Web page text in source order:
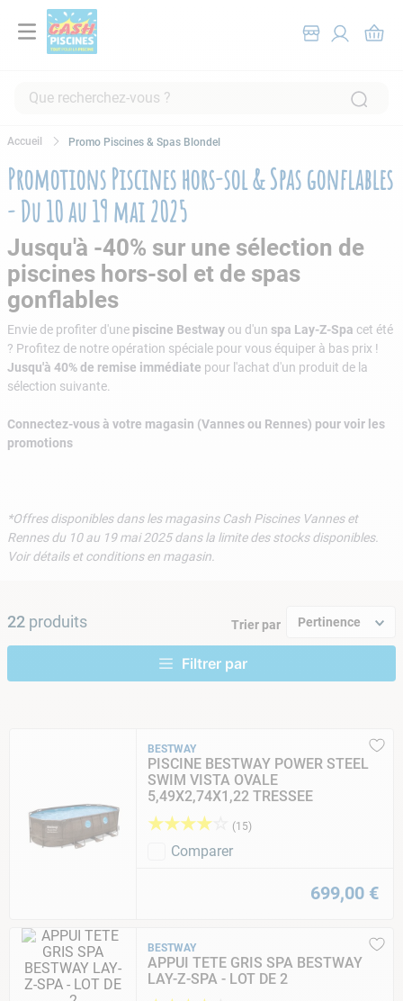
Que recherchez-vous ?
Promo Piscines & Spas Blondel
Promotions Piscines hors-sol & Spas gonflables
- Du 10 au 19 mai 2025
Jusqu'à -40% sur une sélection de
piscines hors-sol et de spas
gonflables
Envie de profiter d'une piscine Bestway ou d'un spa Lay-Z-Spa cet été
? Profitez de notre opération spéciale pour vous équiper à bas prix !
Jusqu'à 40% de remise immédiate pour l'achat d'un produit de la
sélection suivante.
Connectez-vous à votre magasin (Vannes ou Rennes) pour voir les
promotions
*Offres disponibles dans les magasins Cash Piscines Vannes et
Rennes du 10 au 19 mai 2025 dans la limite des stocks disponibles.
Voir détails et conditions en magasin.
22 produits Trier par Pertinence
BESTWAY
PISCINE BESTWAY POWER STEEL
SWIM VISTA OVALE
5,49X2,74X1,22 TRESSEE
★★★★ (15)
Comparer
699,00 €
BESTWAY
APPUI TETE GRIS SPA BESTWAY
LAY-Z-SPA - LOT DE 2
2.
piscine hors sol
3.
robot piscine
4.
aspirateur
5 .
chlore
7.
spa
8.
aspirateur piscine
10